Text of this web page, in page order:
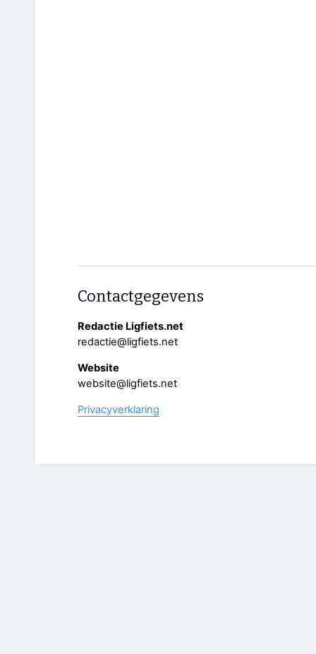
Contactgegevens
Redactie Ligfiets.net
redactie@ligfiets.net
Website
website@ligfiets.net
Privacyverklaring